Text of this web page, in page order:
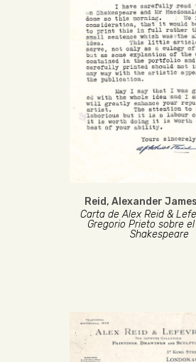
Reid, Alexander James
Carta de Alex Reid &
Gregorio Prieto sobre
Shakespeare